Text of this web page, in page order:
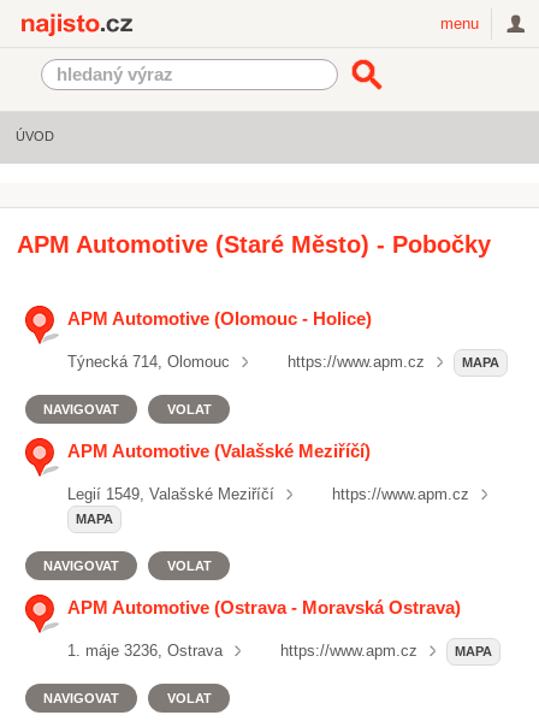
menu
ÚVOD
APM Automotive (Staré Město) - Pobočky
APM Automotive (Olomouc - Holice)
Týnecká 714, Olomouc https://www.apm.cz MAPA
NAVIGOVAT VOLAT
APM Automotive (Valašské Meziříčí)
Legií 1549, Valašské Meziříčí https://www.apm.cz
MAPA
NAVIGOVAT VOLAT
APM Automotive (Ostrava - Moravská Ostrava)
1. máje 3236, Ostrava https://www.apm.cz MAPA
NAVIGOVAT VOLAT